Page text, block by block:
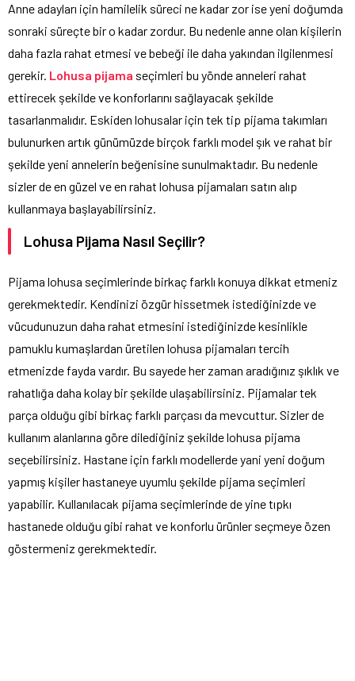
Anne adayları için hamilelik süreci ne kadar zor ise yeni doğumda
sonraki süreçte bir o kadar zordur. Bu nedenle anne olan kişilerin
daha fazla rahat etmesi ve bebeği ile daha yakından ilgilenmesi
gerekir. Lohusa pijama seçimleri bu yönde anneleri rahat
ettirecek şekilde ve konforlarını sağlayacak şekilde
tasarlanmalıdır. Eskiden lohusalar için tek tip pijama takımları
bulunurken artık günümüzde birçok farklı model şık ve rahat bir
şekilde yeni annelerin beğenisine sunulmaktadır. Bu nedenle
sizler de en güzel ve en rahat lohusa pijamaları satın alıp
kullanmaya başlayabilirsiniz.
Lohusa Pijama Nasıl Seçilir?
Pijama lohusa seçimlerinde birkaç farklı konuya dikkat etmeniz
gerekmektedir. Kendinizi özgür hissetmek istediğinizde ve
vücudunuzun daha rahat etmesini istediğinizde kesinlikle
pamuklu kumaşlardan üretilen lohusa pijamaları tercih
etmenizde fayda vardır. Bu sayede her zaman aradığınız şıklık ve
rahatlığa daha kolay bir şekilde ulaşabilirsiniz. Pijamalar tek
parça olduğu gibi birkaç farklı parçası da mevcuttur. Sizler de
kullanım alanlarına göre dilediğiniz şekilde lohusa pijama
seçebilirsiniz. Hastane için farklı modellerde yani yeni doğum
yapmış kişiler hastaneye uyumlu şekilde pijama seçimleri
yapabilir. Kullanılacak pijama seçimlerinde de yine tıpkı
hastanede olduğu gibi rahat ve konforlu ürünler seçmeye özen
göstermeniz gerekmektedir.